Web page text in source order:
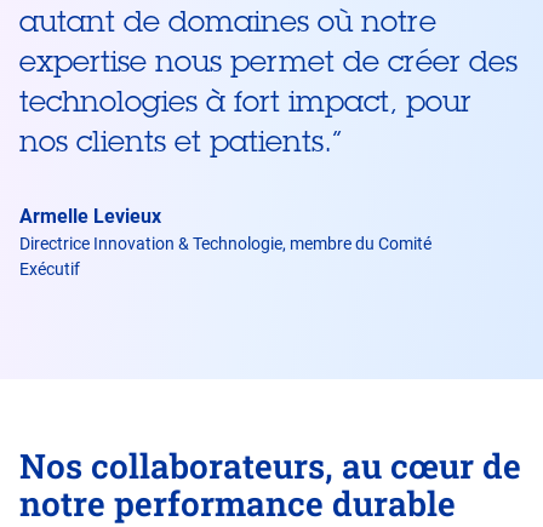
autant de domaines où notre
expertise nous permet de créer des
technologies à fort impact, pour
nos clients et patients.”
Armelle Levieux
Directrice Innovation & Technologie, membre du Comité
Exécutif
Nos collaborateurs, au cœur de
notre performance durable